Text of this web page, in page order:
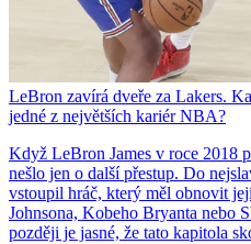
LeBron zavírá dveře za Lakers.
jedné z největších kariér NBA?
Když LeBron James v roce 2018
nešlo jen o další přestup. Do
vstoupil hráč, který měl obnovit
Johnsona, Kobeho Bryanta nebo
později je jasné, že tato kapitola